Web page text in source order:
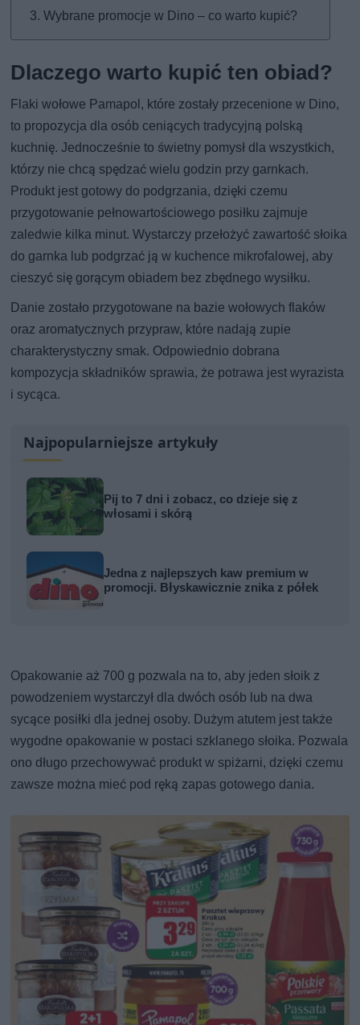
Wybrane promocje w Dino – co warto kupić?
Dlaczego warto kupić ten obiad?
Flaki wołowe Pamapol, które zostały przecenione w Dino,
to propozycja dla osób ceniących tradycyjną polską
kuchnię. Jednocześnie to świetny pomysł dla wszystkich,
którzy nie chcą spędzać wielu godzin przy garnkach.
Produkt jest gotowy do podgrzania, dzięki czemu
przygotowanie pełnowartościowego posiłku zajmuje
zaledwie kilka minut. Wystarczy przełożyć zawartość słoika
do garnka lub podgrzać ją w kuchence mikrofalowej, aby
cieszyć się gorącym obiadem bez zbędnego wysiłku.
Danie zostało przygotowane na bazie wołowych flaków
oraz aromatycznych przypraw, które nadają zupie
charakterystyczny smak. Odpowiednio dobrana
kompozycja składników sprawia, że potrawa jest wyrazista
i sycąca.
Najpopularniejsze artykuły
Pij to 7 dni i zobacz, co dzieje się z
włosami i skórą
Jedna z najlepszych kaw premium w
promocji. Błyskawicznie znika z półek
Opakowanie aż 700 g pozwala na to, aby jeden słoik z
powodzeniem wystarczył dla dwóch osób lub na dwa
sycące posiłki dla jednej osoby. Dużym atutem jest także
wygodne opakowanie w postaci szklanego słoika. Pozwala
ono długo przechowywać produkt w spiżarni, dzięki czemu
zawsze można mieć pod ręką zapas gotowego dania.